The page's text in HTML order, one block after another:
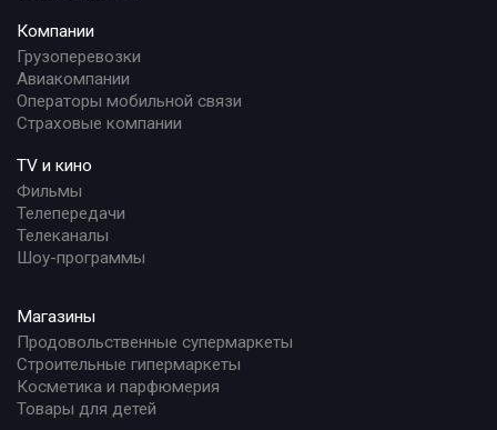
Компании
Грузоперевозки
Авиакомпании
Операторы мобильной связи
Страховые компании
TV и кино
Фильмы
Телепередачи
Телеканалы
Шоу-программы
Магазины
Продовольственные супермаркеты
Строительные гипермаркеты
Косметика и парфюмерия
Товары для детей